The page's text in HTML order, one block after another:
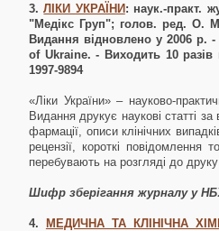
3.ЛІКИ УКРАЇНИ : наук.-практ.
"Медікс Груп"; голов. ред. О.
Видання відновлено у 2006 р.
of Ukraine. - Виходить 10
1997-9894
«Ліки України» – науково-
Видання друкує наукові статті
фармації, описи клінічних
рецензії, короткі повідомлення
перебувають на розгляді до
Шифр зберігання журналу у
4.
МЕДИЧНА ТА КЛІНІЧНА